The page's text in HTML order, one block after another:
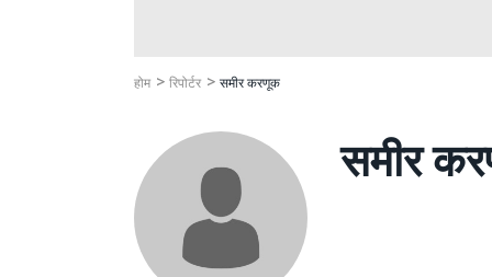
होम रिपोर्टर समीर करणूक
समीर